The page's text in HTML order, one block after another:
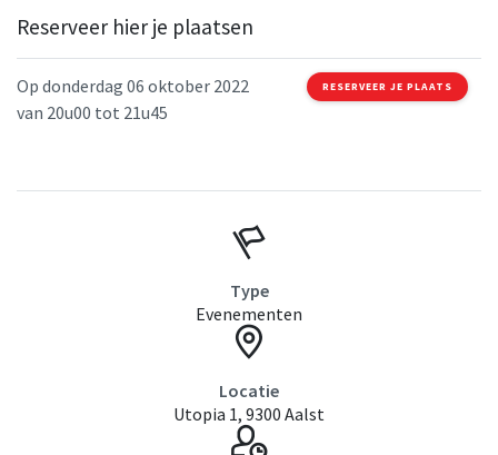
Reserveer hier je plaatsen
Op donderdag 06 oktober 2022
van 20u00 tot 21u45
RESERVEER JE PLAATS
Type
Evenementen
Locatie
Utopia 1, 9300 Aalst